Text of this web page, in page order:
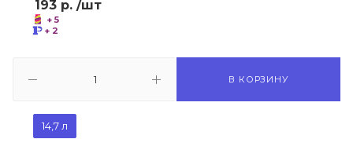
193 р. /шт
+ 5
+ 2
В КОРЗИНУ
14,7 л